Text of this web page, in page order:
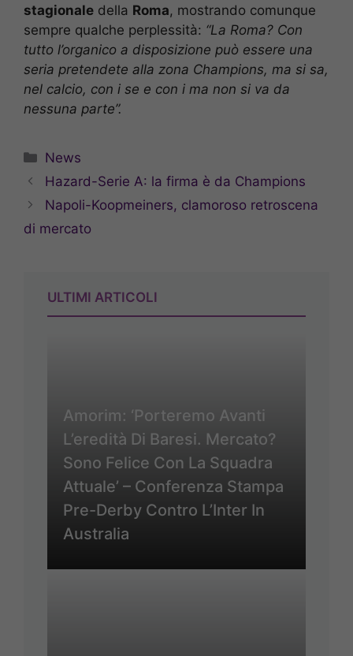
stagionale della Roma, mostrando comunque
sempre qualche perplessità: “La Roma? Con
tutto l’organico a disposizione può essere una
seria pretendete alla zona Champions, ma si sa,
nel calcio, con i se e con i ma non si va da
nessuna parte”.
Categorie
News
Hazard-Serie A: la firma è da Champions
Napoli-Koopmeiners, clamoroso retroscena
di mercato
ULTIMI ARTICOLI
Amorim: ‘Porteremo Avanti
L’eredità Di Baresi. Mercato?
Sono Felice Con La Squadra
Attuale’ – Conferenza Stampa
Pre-Derby Contro L’Inter In
Australia